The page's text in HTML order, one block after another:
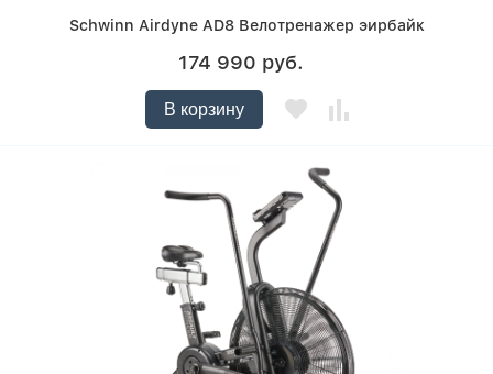
Schwinn Airdyne AD8 Велотренажер эирбайк
174 990 руб.
В корзину